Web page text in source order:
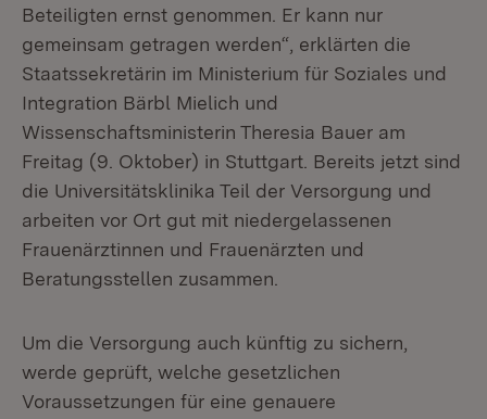
Beteiligten ernst genommen. Er kann nur
gemeinsam getragen werden“, erklärten die
Staatssekretärin im Ministerium für Soziales und
Integration Bärbl Mielich und
Wissenschaftsministerin Theresia Bauer am
Freitag (9. Oktober) in Stuttgart. Bereits jetzt sind
die Universitätsklinika Teil der Versorgung und
arbeiten vor Ort gut mit niedergelassenen
Frauenärztinnen und Frauenärzten und
Beratungsstellen zusammen.
Um die Versorgung auch künftig zu sichern,
werde geprüft, welche gesetzlichen
Voraussetzungen für eine genauere